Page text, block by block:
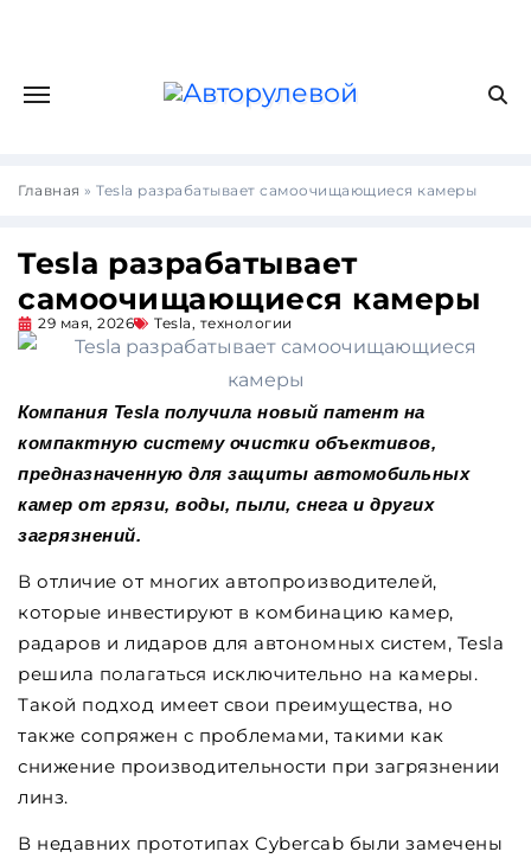
Главная » Tesla разрабатывает самоочищающиеся камеры
Tesla разрабатывает
самоочищающиеся камеры
29 мая, 2026 Tesla, технологии
Компания Tesla получила новый патент на
компактную систему очистки объективов,
предназначенную для защиты автомобильных
камер от грязи, воды, пыли, снега и других
загрязнений.
В отличие от многих автопроизводителей,
которые инвестируют в комбинацию камер,
радаров и лидаров для автономных систем, Tesla
решила полагаться исключительно на камеры.
Такой подход имеет свои преимущества, но
также сопряжен с проблемами, такими как
снижение производительности при загрязнении
линз.
В недавних прототипах Cybercab были замечены